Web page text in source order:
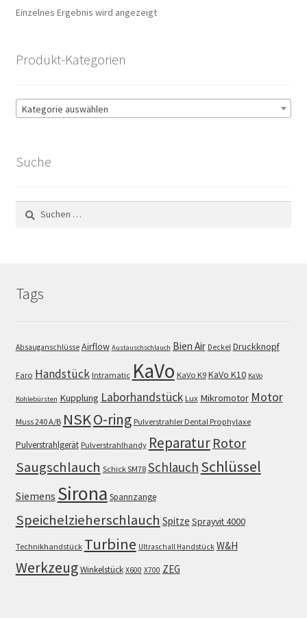
Einzelnes Ergebnis wird angezeigt
Produkt-Kategorien
Kategorie auswählen
Suche
nach:
Tags
Absauganschlüsse Airflow Austauschschlauch Bien Air Deckel Druckknopf
Faro Handstück Intramatic KaVo KaVo K9 KaVo K10 KaVo
Kohlebürsten Kupplung Laborhandstück Lux Mikromotor Motor
Muss 240 A/B NSKO-ring Pulverstrahler Dental Prophylaxe
Pulverstrahlgerät Pulverstrahlhandy Reparatur Rotor
Saugschlauch Schick SM78 Schlauch Schlüssel
Siemens Sirona Spannzange
Speichelzieherschlauch Spitze Sprayvit 4000
Technikhandstück Turbine Ultraschall Handstück W&H
WerkzeugWinkelstück X600 X700 ZEG